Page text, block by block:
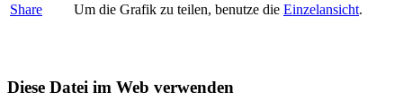
Share Um die Grafik zu teilen, benutze die Einzelansicht.
Diese Datei im Web verwenden